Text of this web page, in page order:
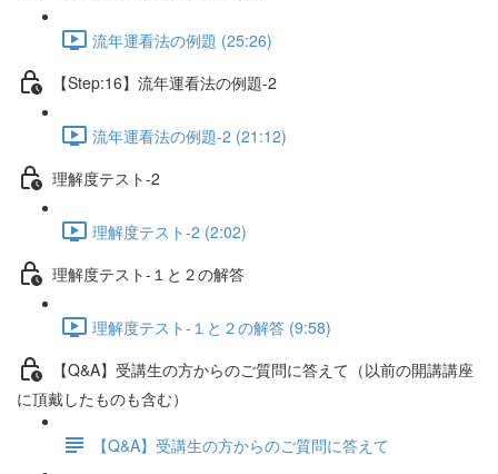
流年運看法の例題 (25:26)
【Step:16】流年運看法の例題-2
流年運看法の例題-2 (21:12)
理解度テスト-2
理解度テスト-2 (2:02)
理解度テスト-１と２の解答
理解度テスト-１と２の解答 (9:58)
【Q&A】受講生の方からのご質問に答えて（以前の開講講座
に頂戴したものも含む）
【Q&A】受講生の方からのご質問に答えて